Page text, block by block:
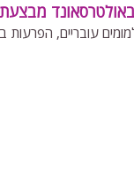
באולטרסאונד
עובריים,